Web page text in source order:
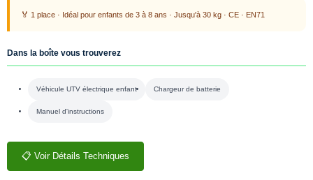
🏅 1 place · Idéal pour enfants de 3 à 8 ans · Jusqu'à 30 kg · CE · EN71
Dans la boîte vous trouverez
Véhicule UTV électrique enfant Chargeur de batterie
Manuel d'instructions
📋 Voir Détails Techniques